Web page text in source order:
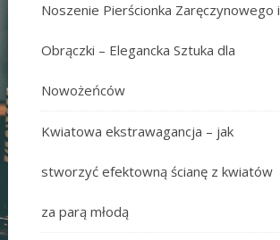
Noszenie Pierścionka Zaręczynowego i
Obrączki – Elegancka Sztuka dla
Nowożeńców
Kwiatowa ekstrawagancja – jak
stworzyć efektowną ścianę z kwiatów
za parą młodą